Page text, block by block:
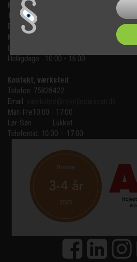
Kontakt, salg
Telefon: 75 82 84 22
Email: mail@nyvejlecaravan.dk
Man-Fre
Lør-Søn
Helligdage   10:00 - 16:00
Kontakt, værksted
Telefon: 75828422
Email:
Man-Fre10:00 - 17:00
Lør-Søn
Lukket
Telefontid: 10:00 – 17:00